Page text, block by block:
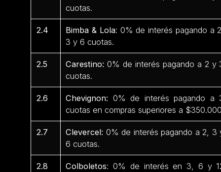
cuotas.
2.4 Bimba & Lola: 0% de interés pagando a
3 y 6 cuotas.
2.5 Carestino: 0% de interés pagando a 2 y
cuotas.
2.6 Chevignon: 0% de interés pagando a
cuotas en compras superiores a
2.7 Clevercel: 0% de interés pagando a 2, 3
6 cuotas.
2.8 Colboletos: 0% de interés en 3, 6 y